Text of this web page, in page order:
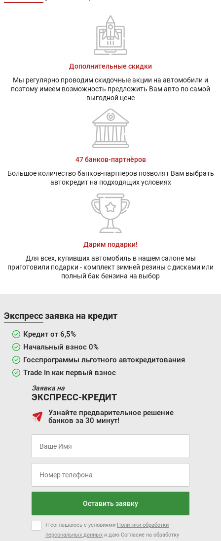
Дополнительные скидки
Мы регулярно проводим скидочные акции на автомобили и
поэтому имеем возможность предложить Вам авто по самой
выгодной цене
47 банков-партнёров
Большое количество банков-партнеров позволят Вам выбрать
автокредит на подходящих условиях
Дарим подарки!
Для всех, купивших автомобиль в нашем салоне мы
приготовили подарки - комплект зимней резины с дисками или
полный бак бензина на выбор
Экспресс заявка на кредит
Кредит от 6,5%
Начальный взнос 0%
Госспрограммы льготного автокредитования
Trade In как первый взнос
Заявка на
ЭКСПРЕСС-КРЕДИТ
Узнайте предварительное решение
банков за 30 минут!
Оставить заявку
Я соглашаюсь с условиями Политики обработки
персональных данных и даю Согласие на обработку